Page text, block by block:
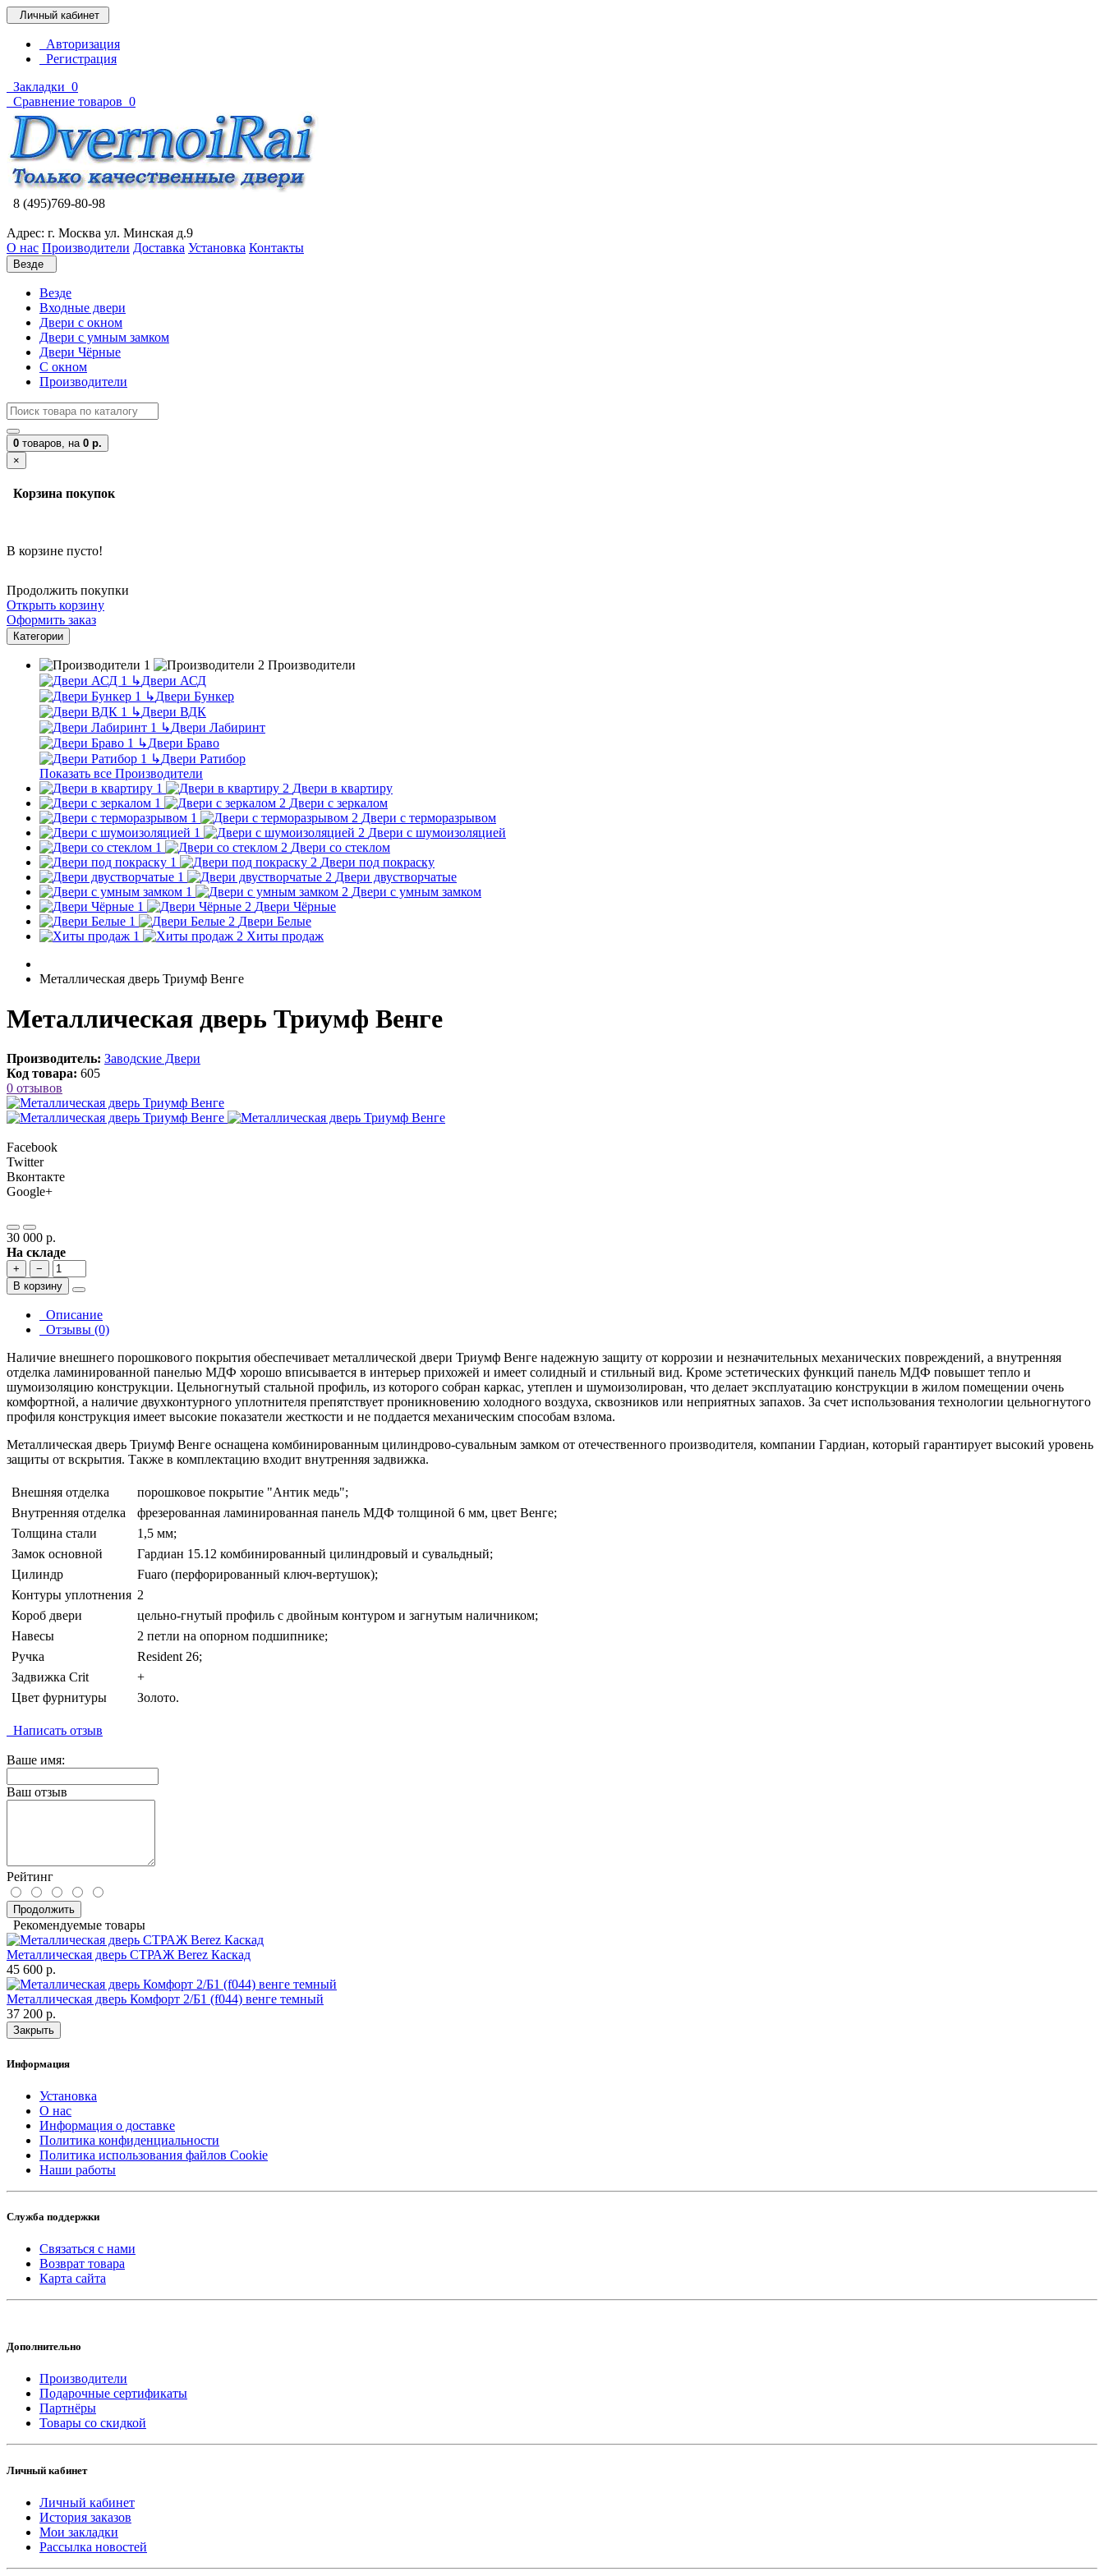
Личный кабинет
Авторизация
Регистрация
Закладки 0
Сравнение товаров 0
8 (495)769-80-98
Адрес: г. Москва ул. Минская д.9
О нас Производители Доставка Установка Контакты
Везде
Везде
Входные двери
Двери с окном
Двери с умным замком
Двери Чёрные
C окном
Производители
0 товаров, на 0 р.
×
Корзина покупок
В корзине пусто!
Продолжить покупки
Открыть корзину
Оформить заказ
Категории
Производители
↳Двери АСД
↳Двери Бункер
↳Двери ВДК
↳Двери Лабиринт
↳Двери Браво
↳Двери Ратибор
Показать все Производители
Двери в квартиру
Двери с зеркалом
Двери с терморазрывом
Двери с шумоизоляцией
Двери со стеклом
Двери под покраску
Двери двустворчатые
Двери с умным замком
Двери Чёрные
Двери Белые
Хиты продаж
Металлическая дверь Триумф Венге
Металлическая дверь Триумф Венге
Производитель: Заводские Двери
Код товара: 605
0 отзывов
Facebook
Twitter
Вконтакте
Google+
30 000 р.
На складе
+
−
В корзину
Описание
Отзывы (0)
Наличие внешнего порошкового покрытия обеспечивает металлической двери Триумф Венге надежную защиту от коррозии и незначительных механических повреждений, а внутренняя
отделка ламинированной панелью МДФ хорошо вписывается в интерьер прихожей и имеет солидный и стильный вид. Кроме эстетических функций панель МДФ повышет тепло и
шумоизоляцию конструкции. Цельногнутый стальной профиль, из которого собран каркас, утеплен и шумоизолирован, что делает эксплуатацию конструкции в жилом помещении очень
комфортной, а наличие двухконтурного уплотнителя препятствует проникновению холодного воздуха, сквозников или неприятных запахов. За счет использования технологии цельногнутого
профиля конструкция имеет высокие показатели жесткости и не поддается механическим способам взлома.
Металлическая дверь Триумф Венге оснащена комбинированным цилиндрово-сувальным замком от отечественного производителя, компании Гардиан, который гарантирует высокий уровень
защиты от вскрытия. Также в комплектацию входит внутренняя задвижка.
Внешняя отделка
порошковое покрытие "Антик медь";
Внутренняя отделка
фрезерованная ламинированная панель МДФ толщиной 6 мм, цвет Венге;
Толщина стали
1,5 мм;
Замок основной
Гардиан 15.12 комбинированный цилиндровый и сувальдный;
Цилиндр
Fuaro (перфорированный ключ-вертушок);
Контуры уплотнения 2
Короб двери
цельно-гнутый профиль с двойным контуром и загнутым наличником;
Навесы
2 петли на опорном подшипнике;
Ручка
Resident 26;
Задвижка Crit
+
Цвет фурнитуры
Золото.
Написать отзыв
Ваше имя:
Ваш отзыв
Рейтинг
Продолжить
Рекомендуемые товары
Металлическая дверь СТРАЖ Berez Каскад
45 600 р.
Металлическая дверь Комфорт 2/Б1 (f044) венге темный
37 200 р.
Закрыть
Информация
Установка
О нас
Информация о доставке
Политика конфиденциальности
Политика использования файлов Cookie
Наши работы
Служба поддержки
Связаться с нами
Возврат товара
Карта сайта
Дополнительно
Производители
Подарочные сертификаты
Партнёры
Товары со скидкой
Личный кабинет
Личный кабинет
История заказов
Мои закладки
Рассылка новостей